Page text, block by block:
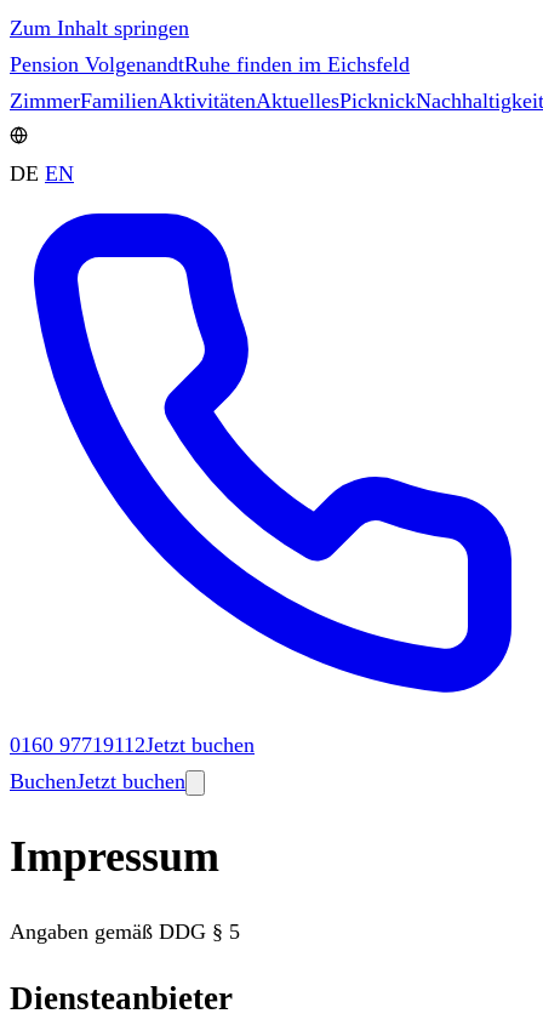
Zum Inhalt springen
Pension VolgenandtRuhe finden im Eichsfeld
ZimmerFamilienAktivitätenAktuellesPicknickNachhaltigkeit
DE EN
0160 97719112Jetzt buchen
BuchenJetzt buchen
Impressum
Angaben gemäß DDG § 5
Diensteanbieter